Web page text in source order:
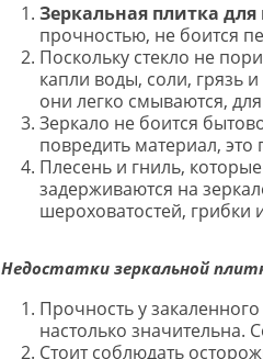
Зеркальная плитка для
прочностью, не боится
Поскольку стекло не
капли воды, соли, грязь
они легко смываются,
Зеркало не боится
повредить материал,
Плесень и гниль,
задерживаются на
шероховатостей, грибки
Недостатки зеркальной
Прочность у
настолько значительна.
Стоит соблюдать